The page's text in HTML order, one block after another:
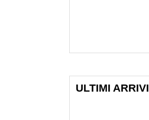
ULTIMI ARRIVI